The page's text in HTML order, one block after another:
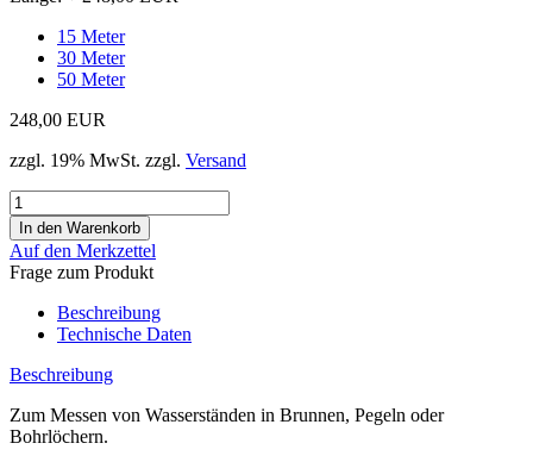
15 Meter
30 Meter
50 Meter
248,00 EUR
zzgl. 19% MwSt. zzgl. Versand
Auf den Merkzettel
Frage zum Produkt
Beschreibung
Technische Daten
Beschreibung
Zum Messen von Wasserständen in Brunnen, Pegeln oder
Bohrlöchern.